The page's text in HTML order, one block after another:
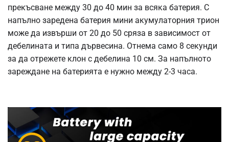
прекъсване между 30 до 40 мин за всяка батерия. С
напълно заредена батерия мини акумулаторния трион
може да извърши от 20 до 50 сряза в зависимост от
дебелината и типа дървесина. Отнема само 8 секунди
за да отрежете клон с дебелина 10 см. За напълното
зареждане на батерията е нужно между 2-3 часа.